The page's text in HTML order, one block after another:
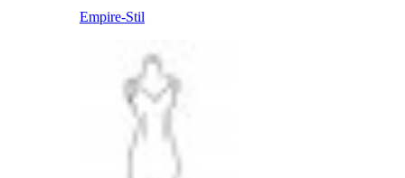
Empire-Stil